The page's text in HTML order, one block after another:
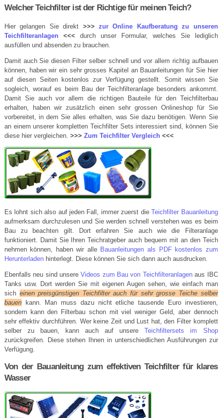
Welcher Teichfilter ist der Richtige für meinen Teich?
Hier gelangen Sie direkt >>> zur Online Kaufberatung zu unseren
Teichfilteranlagen<<< durch unser Formular, welches Sie lediglich
ausfüllen und absenden zu brauchen.
Damit auch Sie diesen Filter selber schnell und vor allem richtig aufbauen
können, haben wir ein sehr grosses Kapitel an Bauanleitungen für Sie hier
auf diesen Seiten kostenlos zur Verfügung gestellt. Somit wissen Sie
sogleich, worauf es beim Bau der Teichfilteranlage besonders ankommt.
Damit Sie auch vor allem die richtigen Bauteile für den Teichfilterbau
erhalten, haben wir zusätzlich einen sehr grossen Onlineshop für Sie
vorbereitet, in dem Sie alles erhalten, was Sie dazu benötigen. Wenn Sie
an einem unserer kompletten Teichfilter Sets interessiert sind, können Sie
diese hier vergleichen. >>> Zum Teichfilter Vergleich<<<
Es lohnt sich also auf jeden Fall, immer zuerst dieTeichfilter Bauanleitung
aufmerksam durchzulesen und Sie werden schnell verstehen was es beim
Bau zu beachten gilt. Dort erfahren Sie auch wie die Filteranlage
funktioniert. Damit Sie Ihren Teichratgeber auch bequem mit an den Teich
nehmen können, haben wir alle Bauanleitungen als PDF kostenlos zum
Herunterladenhinterlegt. Diese können Sie sich dann auch ausdrucken.
Ebenfalls neu sind unsereVideos zum Bau von Teichfilteranlagenaus IBC
Tanks usw. Dort werden Sie mit eigenen Augen sehen, wie einfach man
sich einen preisgünstigen Teichfilter auch für sehr grosse Teiche selber
bauenkann. Man muss dazu nicht etliche tausende Euro investieren,
sondern kann den Filterbau schon mit viel weniger Geld, aber dennoch
sehr effektiv durchführen. Wer keine Zeit und Lust hat, den Filter komplett
selber zu bauen, kann auch auf unsereTeichfiltersets im Shop
zurückgreifen. Diese stehen Ihnen in unterschiedlichen Ausführungen zur
Verfügung.
Von der Bauanleitung zum effektiven Teichfilter für klares
Wasser